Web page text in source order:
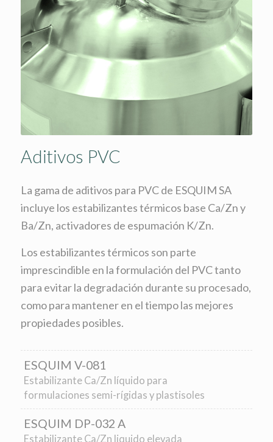
Aditivos PVC
La gama de aditivos para PVC de ESQUIM SA
incluye los estabilizantes térmicos base Ca/Zn y
Ba/Zn, activadores de espumación K/Zn.
Los estabilizantes térmicos son parte
imprescindible en la formulación del PVC tanto
para evitar la degradación durante su procesado,
como para mantener en el tiempo las mejores
propiedades posibles.
ESQUIM V-081
Estabilizante Ca/Zn líquido para
formulaciones semi-rígidas y plastisoles
ESQUIM DP-032 A
Estabilizante Ca/Zn liquido elevada